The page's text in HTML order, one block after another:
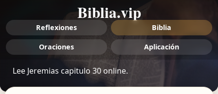
Biblia.vip
Reflexiones Biblia
Oraciones Aplicación
Lee Jeremias capitulo 30 online.